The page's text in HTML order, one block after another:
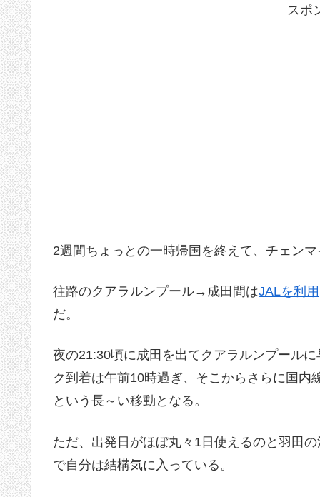
スポ
2週間ちょっとの一時帰国を終えて、チェン
往路のクアラルンプール→成田間はJALを利用
だ。
夜の21:30頃に成田を出てクアラルンプール
ク到着は午前10時過ぎ、そこからさらに国
という長～い移動となる。
ただ、出発日がほぼ丸々1日使えるのと羽田
で自分は結構気に入っている。